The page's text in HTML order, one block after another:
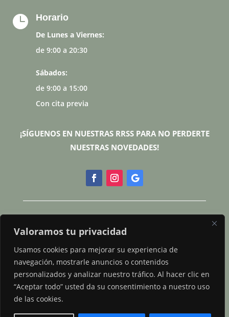
Valoramos tu privacidad
Usamos cookies para mejorar su experiencia de
navegación, mostrarle anuncios o contenidos
personalizados y analizar nuestro tráfico. Al hacer clic en
“Aceptar todo” usted da su consentimiento a nuestro uso
de las cookies.
 Horario
De Lunes a Viernes:
de 9:00 a 20:30
Sábados:
de 9:00 a 15:00
Con cita previa
¡SÍGUENOS EN NUESTRAS RRSS PARA NO PERDERTE
NUESTRAS NOVEDADES!
BIOSALUDABLE | Salón Boutique de Secretos
del Agua
Design by pixelgroup